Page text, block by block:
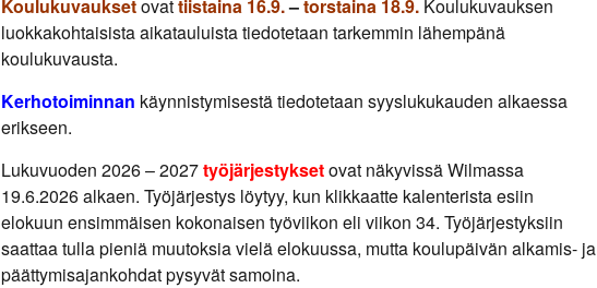
Koulukuvauksetovattiistaina 16.9.–torstaina 18.9. Koulukuvauksen
luokkakohtaisista aikatauluista tiedotetaan tarkemmin lähempänä
koulukuvausta.
Kerhotoiminnan käynnistymisestä tiedotetaan syyslukukauden alkaessa
erikseen.
Lukuvuoden 2026 – 2027työjärjestyksetovat näkyvissä Wilmassa
19.6.2026 alkaen. Työjärjestys löytyy, kun klikkaatte kalenterista esiin
elokuun ensimmäisen kokonaisen työviikon eli viikon 34. Työjärjestyksiin
saattaa tulla pieniä muutoksia vielä elokuussa, mutta koulupäivän alkamis- ja
päättymisajankohdat pysyvät samoina.